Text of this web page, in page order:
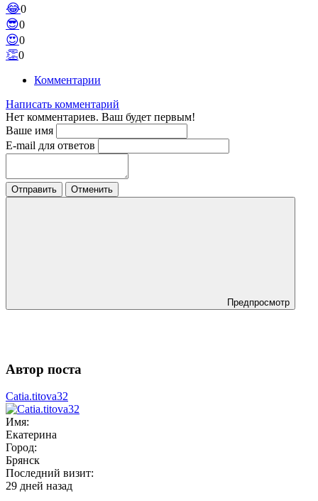
😂0
😎0
😍0
👏0
Комментарии
Написать комментарий
Нет комментариев. Ваш будет первым!
Ваше имя
E-mail для ответов
Отправить Отменить
Предпросмотр
Автор поста
Catia.titova32
Имя:
Екатерина
Город:
Брянск
Последний визит:
29 дней назад